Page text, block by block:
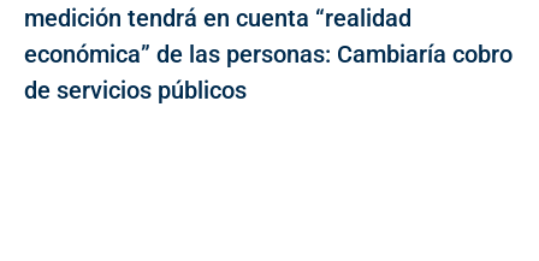
medición tendrá en cuenta “realidad
económica” de las personas: Cambiaría cobro
de servicios públicos